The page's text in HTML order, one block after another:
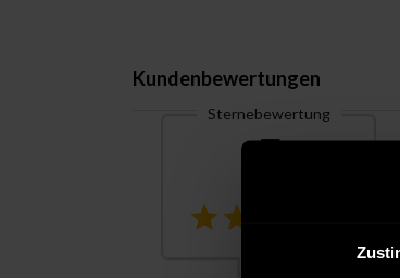
Kundenbewertungen
Sternebewertung
5